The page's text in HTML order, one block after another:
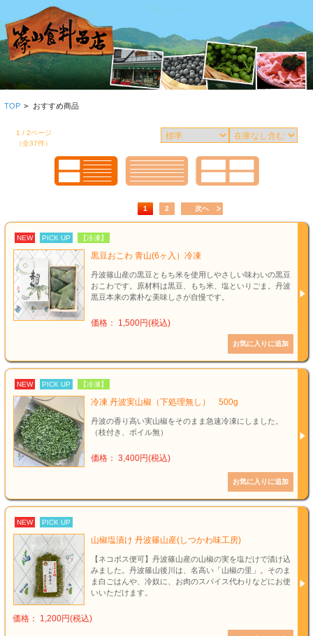
TOP > おすすめ商品
1 / 2ページ
（全37件）
1 2 次へ
NEW PICK UP 【冷凍】
黒豆おこわ 青山(6ヶ入）冷凍
丹波篠山産の黒豆ともち米を使用しやさしい味わいの黒豆
おこわです。原材料は黒豆、もち米、塩といりごま。丹波
黒豆本来の素朴な美味しさが自慢です。
価格： 1,500円(税込)
NEW PICK UP 【冷凍】
冷凍 丹波実山椒（下処理無し） 500g
丹波の香り高い実山椒をそのまま急速冷凍にしました。
（枝付き、ボイル無）
価格： 3,400円(税込)
NEW PICK UP
山椒塩漬け 丹波篠山産(しつかわ味工房)
【ネコポス便可】丹波篠山産の山椒の実を塩だけで漬け込
みました。丹波篠山後川は、名高い「山椒の里」。そのま
ま白ごはんや、冷奴に、お肉のスパイス代わりなどにお使
いいただけます。
価格： 1,200円(税込)